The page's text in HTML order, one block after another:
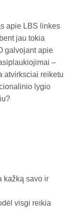
apie LBS linkes
jau tokia
galvojant apie
–
atvirksciai reiketu
lygio
kažką savo ir
visgi reikia